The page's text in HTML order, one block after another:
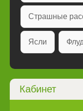
Страшные
Ясли
Кабинет